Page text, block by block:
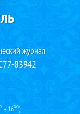
журнал
83942
– 16⁰⁰)